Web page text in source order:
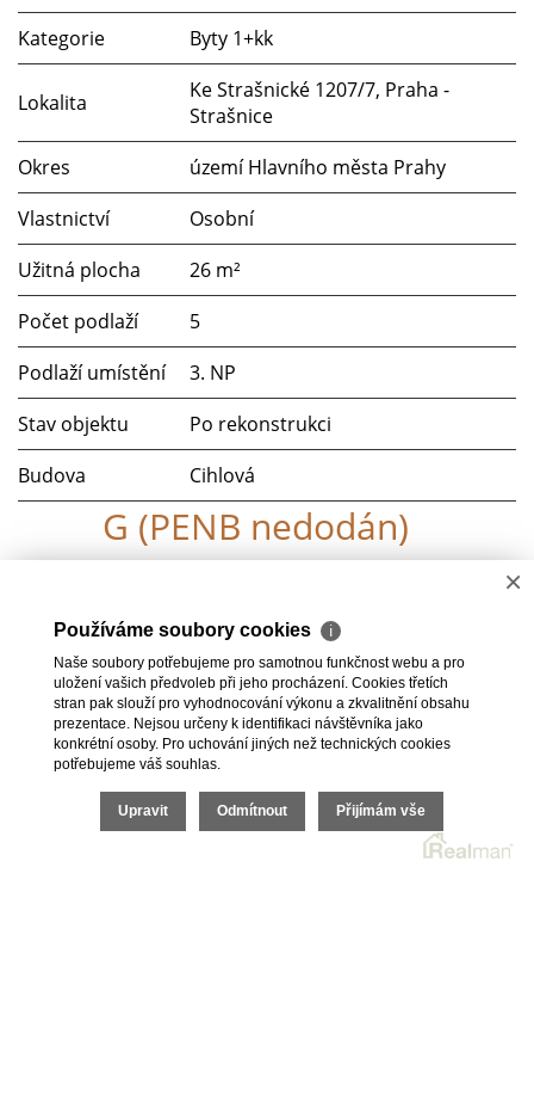
Kategorie Byty 1+kk
Lokalita
Ke Strašnické 1207/7, Praha -
Strašnice
Okres
území Hlavního města Prahy
Vlastnictví
Osobní
Užitná plocha
26 m²
Počet podlaží
5
Podlaží umístění
3. NP
Stav objektu
Po rekonstrukci
Budova
Cihlová
G (PENB nedodán)
Telekomunikace
Telefon, Internet
Doprava
Vlak, MHD
2026 © HomeGo.cz, všechna práva vyhrazena |Cookies
Realitní SWRealman
×
Používáme soubory cookies ℹ
Naše soubory potřebujeme pro samotnou funkčnost webu a pro
uložení vašich předvoleb při jeho procházení. Cookies třetích
stran pak slouží pro vyhodnocování výkonu a zkvalitnění obsahu
prezentace. Nejsou určeny k identifikaci návštěvníka jako
konkrétní osoby. Pro uchování jiných než technických cookies
potřebujeme váš souhlas.
Upravit Odmítnout Přijímám vše